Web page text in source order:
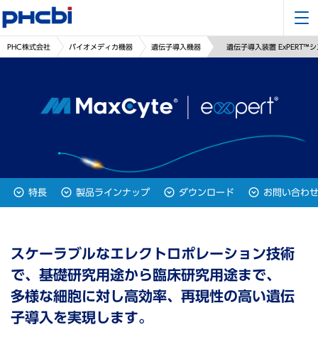
PHC株式会社 バイオメディカ機器 遺伝子導入機器 遺伝子導入装置 ExPERT™シ
特長 製品ラインナップ ダウンロード お問い合わせ
スケーラブルなエレクトロポレーション技術
で、基礎研究用途から臨床研究用途まで、
多様な細胞に対し高効率、再現性の高い遺伝
子導入を実現します。